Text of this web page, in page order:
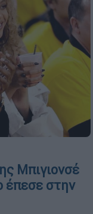
Μπιγιονσέ
έπεσε στην